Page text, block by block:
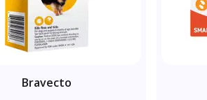
Bravecto